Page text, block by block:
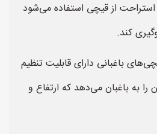
استراحت از قیچی استفاده می‌شود
کند.
باغبانی دارای قابلیت تنظیم
را به باغبان می‌دهد که ارتفاع و